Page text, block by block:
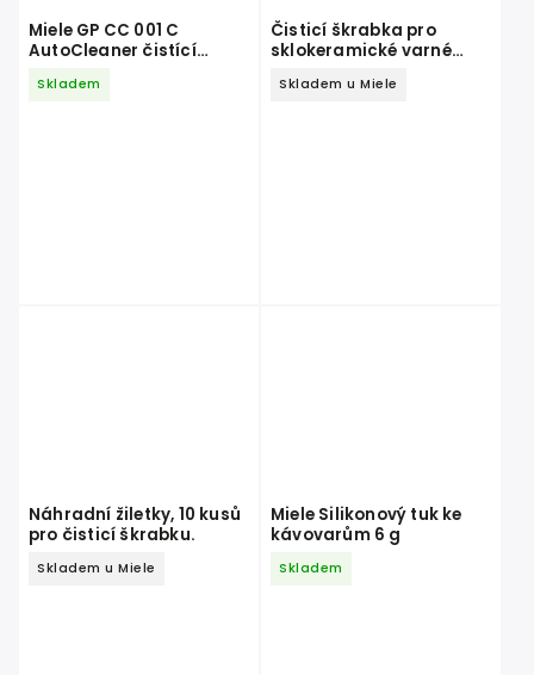
Miele GP CC 001 C
AutoCleaner čistící
Skladem
Čisticí škrabka pro
sklokeramické varné
Skladem u Miele
Náhradní žiletky, 10 kusů
pro čisticí škrabku.
Skladem u Miele
Miele Silikonový tuk ke
kávovarům 6 g
Skladem